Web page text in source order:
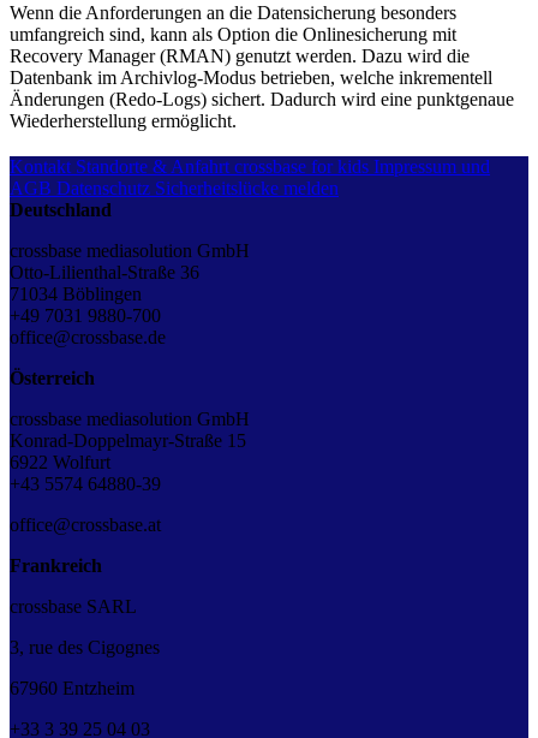
Wenn die Anforderungen an die Datensicherung besonders
umfangreich sind, kann als Option die Onlinesicherung mit
Recovery Manager (RMAN) genutzt werden. Dazu wird die
Datenbank im Archivlog-Modus betrieben, welche inkrementell
Änderungen (Redo-Logs) sichert. Dadurch wird eine punktgenaue
Wiederherstellung ermöglicht.
Kontakt Standorte & Anfahrt crossbase for kids Impressum und
AGB Datenschutz Sicherheitslücke melden
Deutschland
crossbase mediasolution GmbH
Otto-Lilienthal-Straße 36
71034 Böblingen
+49 7031 9880-700
office@crossbase.de
Österreich
crossbase mediasolution GmbH
Konrad-Doppelmayr-Straße 15
6922 Wolfurt
+43 5574 64880-39
office@crossbase.at
Frankreich
crossbase SARL
3, rue des Cigognes
67960 Entzheim
+33 3 39 25 04 03